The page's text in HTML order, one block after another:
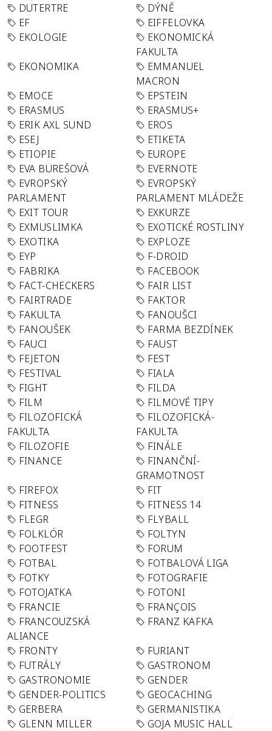
DUTERTRE
DÝNĚ
EF
EIFFELOVKA
EKOLOGIE
EKONOMICKÁ
FAKULTA
EKONOMIKA
EMMANUEL
MACRON
EMOCE
EPSTEIN
ERASMUS
ERASMUS+
ERIK AXL SUND
EROS
ESEJ
ETIKETA
ETIOPIE
EUROPE
EVA BUREŠOVÁ
EVERNOTE
EVROPSKÝ
PARLAMENT
EVROPSKÝ
PARLAMENT MLÁDEŽE
EXIT TOUR
EXKURZE
EXMUSLIMKA
EXOTICKÉ ROSTLINY
EXOTIKA
EXPLOZE
EYP
F-DROID
FABRIKA
FACEBOOK
FACT-CHECKERS
FAIR LIST
FAIRTRADE
FAKTOR
FAKULTA
FANOUŠCI
FANOUŠEK
FARMA BEZDÍNEK
FAUCI
FAUST
FEJETON
FEST
FESTIVAL
FIALA
FIGHT
FILDA
FILM
FILMOVÉ TIPY
FILOZOFICKÁ
FAKULTA
FILOZOFICKÁ-
FAKULTA
FILOZOFIE
FINÁLE
FINANCE
FINANČNÍ-
GRAMOTNOST
FIREFOX
FIT
FITNESS
FITNESS 14
FLEGR
FLYBALL
FOLKLÓR
FOLTYN
FOOTFEST
FORUM
FOTBAL
FOTBALOVÁ LIGA
FOTKY
FOTOGRAFIE
FOTOJATKA
FOTONI
FRANCIE
FRANÇOIS
FRANCOUZSKÁ
ALIANCE
FRANZ KAFKA
FRONTY
FURIANT
FUTRÁLY
GASTRONOM
GASTRONOMIE
GENDER
GENDER-POLITICS
GEOCACHING
GERBERA
GERMANISTIKA
GLENN MILLER
GOJA MUSIC HALL